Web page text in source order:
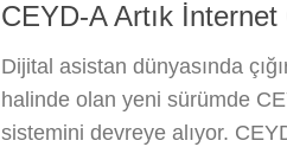
CEYD-A Artık
Dijital asistan dünyasında
halinde olan yeni sürümde
sistemini devreye alıyor.